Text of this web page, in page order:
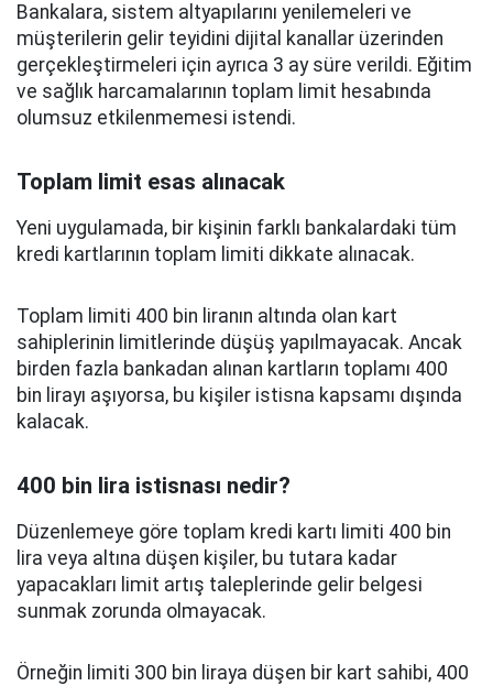
Bankalara, sistem altyapılarını yenilemeleri ve
müşterilerin gelir teyidini dijital kanallar üzerinden
gerçekleştirmeleri için ayrıca 3 ay süre verildi. Eğitim
ve sağlık harcamalarının toplam limit hesabında
olumsuz etkilenmemesi istendi.
Toplam limit esas alınacak
Yeni uygulamada, bir kişinin farklı bankalardaki tüm
kredi kartlarının toplam limiti dikkate alınacak.
Toplam limiti 400 bin liranın altında olan kart
sahiplerinin limitlerinde düşüş yapılmayacak. Ancak
birden fazla bankadan alınan kartların toplamı 400
bin lirayı aşıyorsa, bu kişiler istisna kapsamı dışında
kalacak.
400 bin lira istisnası nedir?
Düzenlemeye göre toplam kredi kartı limiti 400 bin
lira veya altına düşen kişiler, bu tutara kadar
yapacakları limit artış taleplerinde gelir belgesi
sunmak zorunda olmayacak.
Örneğin limiti 300 bin liraya düşen bir kart sahibi, 400